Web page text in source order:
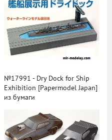
№17991 - Dry Dock for Ship
Exhibition [Papermodel Japan]
из бумаги